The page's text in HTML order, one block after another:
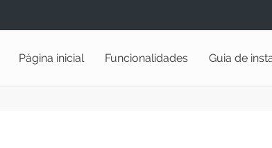
Página inicial Funcionalidades Guia de